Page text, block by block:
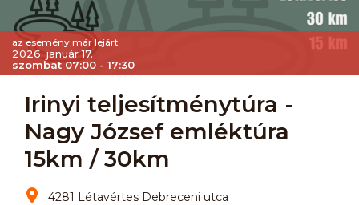
az esemény már lejárt
2026. január 17.
szombat 07:00 - 17:30
Irinyi teljesítménytúra -
Nagy József emléktúra
15km / 30km
4281 Létavértes Debreceni utca